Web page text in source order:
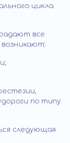
цикла
все
по типу
следующая